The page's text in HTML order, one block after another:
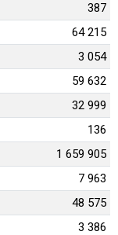
387
64 215
3 054
59 632
32 999
136
1 659 905
7 963
48 575
3 386